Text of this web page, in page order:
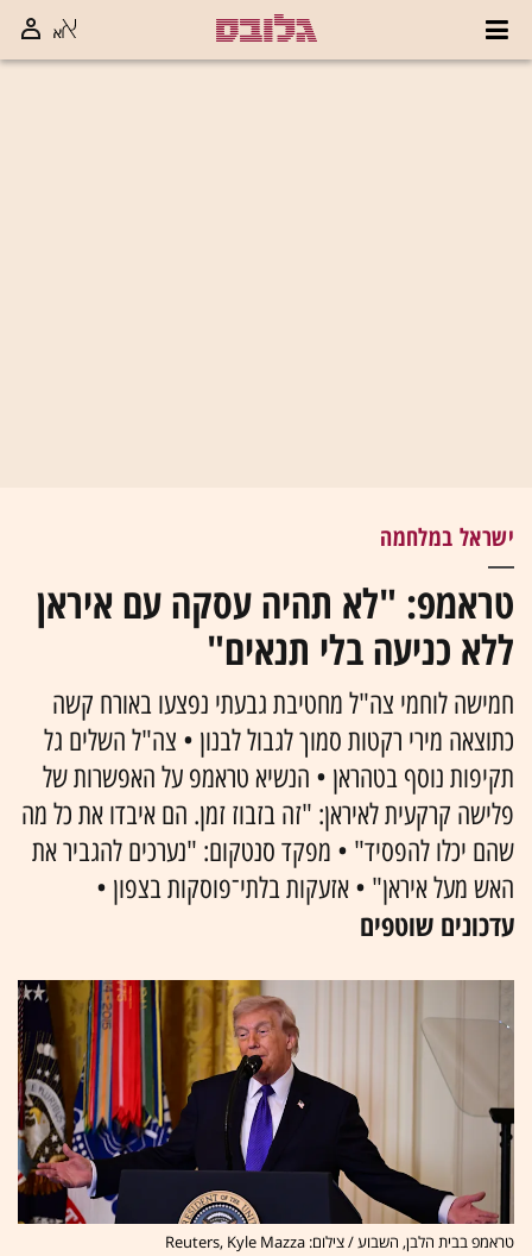
ישראל במלחמה
טראמפ: "לא תהיה עסקה עם איראן
ללא כניעה בלי תנאים"
חמישה לוחמי צה"ל מחטיבת גבעתי נפצעו באורח קשה
כתוצאה מירי רקטות סמוך לגבול לבנון • צה"ל השלים גל
תקיפות נוסף בטהראן • הנשיא טראמפ על האפשרות של
פלישה קרקעית לאיראן: "זה בזבוז זמן. הם איבדו את כל מה
שהם יכלו להפסיד" • מפקד סנטקום: "נערכים להגביר את
האש מעל איראן" • אזעקות בלתי־פוסקות בצפון •
עדכונים שוטפים
טראמפ בבית הלבן, השבוע / צילום: Reuters, Kyle Mazza